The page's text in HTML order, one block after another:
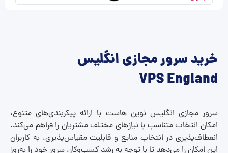
خرید سرور مجازی انگلیس
VPS England
سرور مجازی انگلیس نوین هاست با ارائه پیکربندی‌های متنوع،
امکان انتخاب متناسب با نیازهای مختلف مشتریان را فراهم می‌کند.
انعطاف‌پذیری در انتخاب منابع و قابلیت مقیاس‌پذیری، به کاربران